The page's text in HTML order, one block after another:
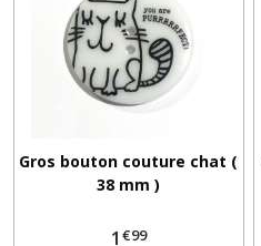
Gros bouton couture chat (
38 mm )
1 €99